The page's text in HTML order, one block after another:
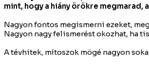
mint, hogy a hiány örökre megmarad,
Nagyon fontos megismerni ezeket,
Nagyon nagy felismerést okozhat, ha
A tévhitek, mítoszok mögé nagyon